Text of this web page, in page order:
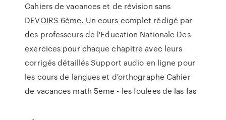
Cahiers de vacances et de révision sans
DEVOIRS 6ème. Un cours complet rédigé par
des professeurs de l'Education Nationale Des
exercices pour chaque chapitre avec leurs
corrigés détaillés Support audio en ligne pour
les cours de langues et d'orthographe Cahier
de vacances math 5eme - les foulees de las fas